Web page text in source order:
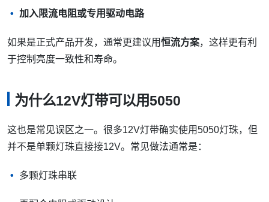
加入限流电阻或专用驱动电路
如果是正式产品开发，通常更建议用恒流方案，这样更有利
于控制亮度一致性和寿命。
为什么12V灯带可以用5050
这也是常见误区之一。很多12V灯带确实使用5050灯珠，但
并不是单颗灯珠直接接12V。常见做法通常是：
多颗灯珠串联